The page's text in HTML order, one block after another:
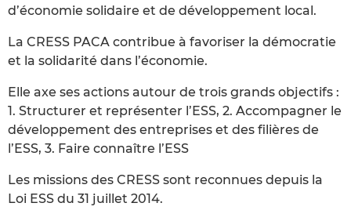
d’économie solidaire et de développement local.
La CRESS PACA contribue à favoriser la démocratie
et la solidarité dans l’économie.
Elle axe ses actions autour de trois grands objectifs :
1. Structurer et représenter l’ESS, 2. Accompagner le
développement des entreprises et des filières de
l’ESS, 3. Faire connaître l’ESS
Les missions des CRESS sont reconnues depuis la
Loi ESS du 31 juillet 2014.